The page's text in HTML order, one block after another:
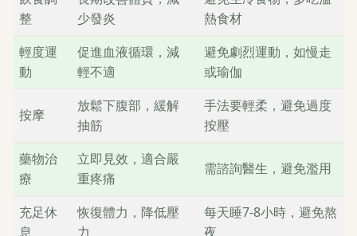
整
少發炎
熱食材
輕度運
動
促進血液循環，減
輕不適
避免劇烈運動，如慢走
或瑜伽
按摩
放鬆下腹部，緩解
抽筋
手法要輕柔，避免過度
按壓
藥物治
療
立即見效，適合嚴
重疼痛
需諮詢醫生，避免濫用
充足休
息
恢復體力，降低壓
力
每天睡7-8小時，避免熬
夜